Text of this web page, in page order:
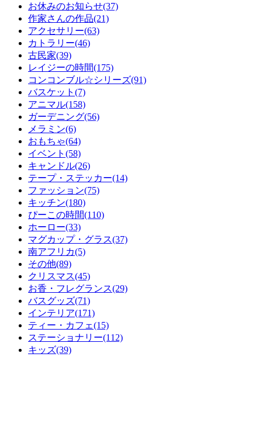
お休みのお知らせ(37)
作家さんの作品(21)
アクセサリー(63)
カトラリー(46)
古民家(39)
レイジーの時間(175)
コンコンブル☆シリーズ(91)
バスケット(7)
アニマル(158)
ガーデニング(56)
メラミン(6)
おもちゃ(64)
イベント(58)
キャンドル(26)
テープ・ステッカー(14)
ファッション(75)
キッチン(180)
ぴーこの時間(110)
ホーロー(33)
マグカップ・グラス(37)
南アフリカ(5)
その他(89)
クリスマス(45)
お香・フレグランス(29)
バスグッズ(71)
インテリア(171)
ティー・カフェ(15)
ステーショナリー(112)
キッズ(39)